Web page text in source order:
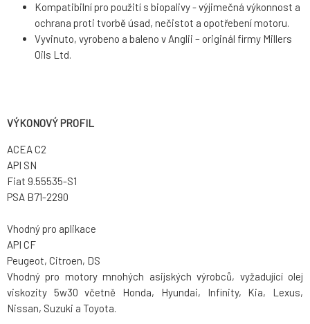
Kompatibilní pro použití s biopalivy - výjimečná výkonnost a
ochrana proti tvorbě úsad, nečistot a opotřebení motoru.
Vyvinuto, vyrobeno a baleno v Anglii – originál firmy Millers
Oils Ltd.
VÝKONOVÝ PROFIL
ACEA C2
API SN
Fiat 9.55535-S1
PSA B71-2290
Vhodný pro aplikace
API CF
Peugeot, Citroen, DS
Vhodný pro motory mnohých asijských výrobců, vyžadující olej
viskozity 5w30 včetně Honda, Hyundai, Infinity, Kia, Lexus,
Nissan, Suzuki a Toyota.